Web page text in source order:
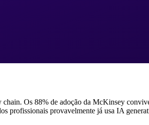
Os 88% de adoção da McKinsey
profissionais provavelmente já usa IA